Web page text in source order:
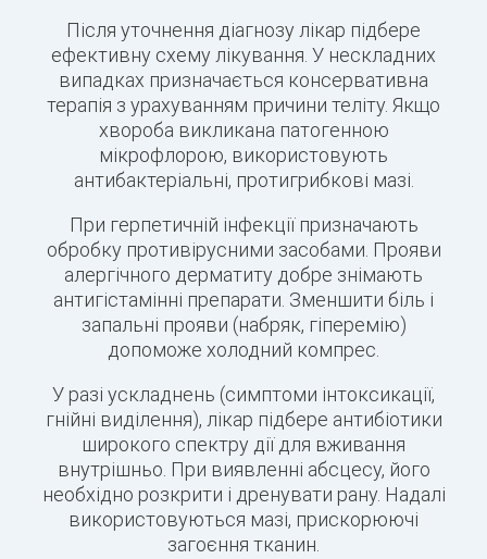
Після уточнення діагнозу лікар підбере
ефективну схему лікування. У нескладних
випадках призначається консервативна
терапія з урахуванням причини теліту. Якщо
хвороба викликана патогенною
мікрофлорою, використовують
антибактеріальні, протигрибкові мазі.
При герпетичній інфекції призначають
обробку противірусними засобами. Прояви
алергічного дерматиту добре знімають
антигістамінні препарати. Зменшити біль і
запальні прояви (набряк, гіперемію)
допоможе холодний компрес.
У разі ускладнень (симптоми інтоксикації,
гнійні виділення), лікар підбере антибіотики
широкого спектру дії для вживання
внутрішньо. При виявленні абсцесу, його
необхідно розкрити і дренувати рану. Надалі
використовуються мазі, прискорюючі
загоєння тканин.